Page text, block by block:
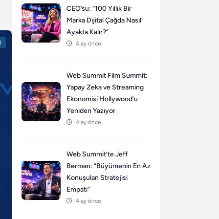
CEO’su: “100 Yıllık Bir
Marka Dijital Çağda Nasıl
Ayakta Kalır?”
4 ay önce
Web Summit Film Summit:
Yapay Zeka ve Streaming
Ekonomisi Hollywood’u
Yeniden Yazıyor
4 ay önce
Web Summit’te Jeff
Berman: “Büyümenin En Az
Konuşulan Stratejisi
Empati”
4 ay önce